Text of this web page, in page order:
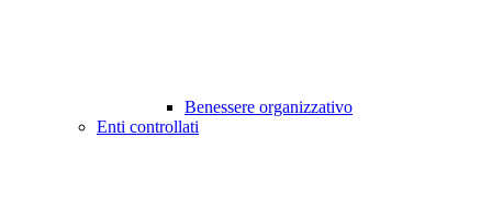
Benessere organizzativo
Enti controllati